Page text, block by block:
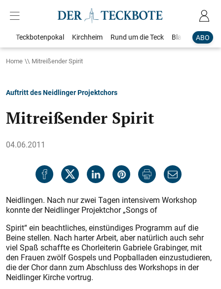
ABO
Teckbotenpokal Kirchheim Rund um die Teck Blaulicht
Home Mitreißender Spirit
Auftritt des Neidlinger Projektchors
Mitreißender Spirit
04.06.2011
Neidlingen. Nach nur zwei Tagen intensivem Workshop
konnte der Neidlinger Projektchor „Songs of
Spirit“ ein beachtliches, einstündiges Programm auf die
Beine stellen. Nach harter Arbeit, aber natürlich auch sehr
viel Spaß schaffte es Chorleiterin Gabriele Grabinger, mit
den Frauen zwölf Gospels und Popballaden einzustudieren,
die der Chor dann zum Abschluss des Workshops in der
Neidlinger Kirche vortrug.